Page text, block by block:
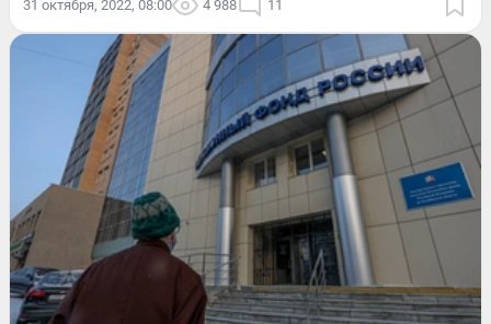
31 октября, 2022, 08:00 4 988 11